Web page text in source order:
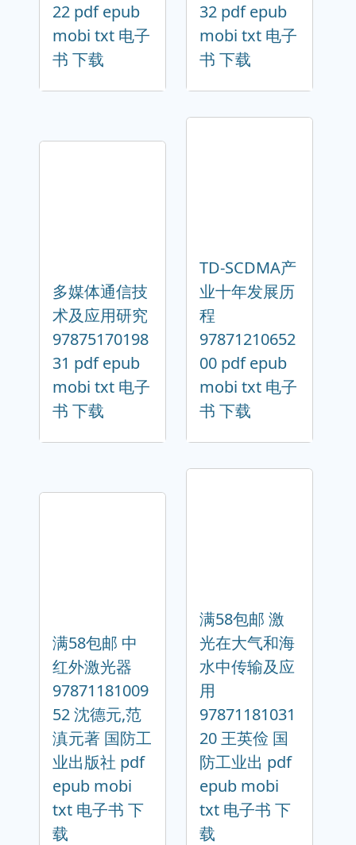
22 pdf epub
mobi txt 电子
书 下载
32 pdf epub
mobi txt 电子
书 下载
多媒体通信技
术及应用研究
97875170198
31 pdf epub
mobi txt 电子
书 下载
TD-SCDMA产
业十年发展历
程
97871210652
00 pdf epub
mobi txt 电子
书 下载
满58包邮 中
红外激光器
97871181009
52 沈德元,范
滇元著 国防工
业出版社 pdf
epub mobi
txt 电子书 下
载
满58包邮 激
光在大气和海
水中传输及应
用
97871181031
20 王英俭 国
防工业出 pdf
epub mobi
txt 电子书 下
载